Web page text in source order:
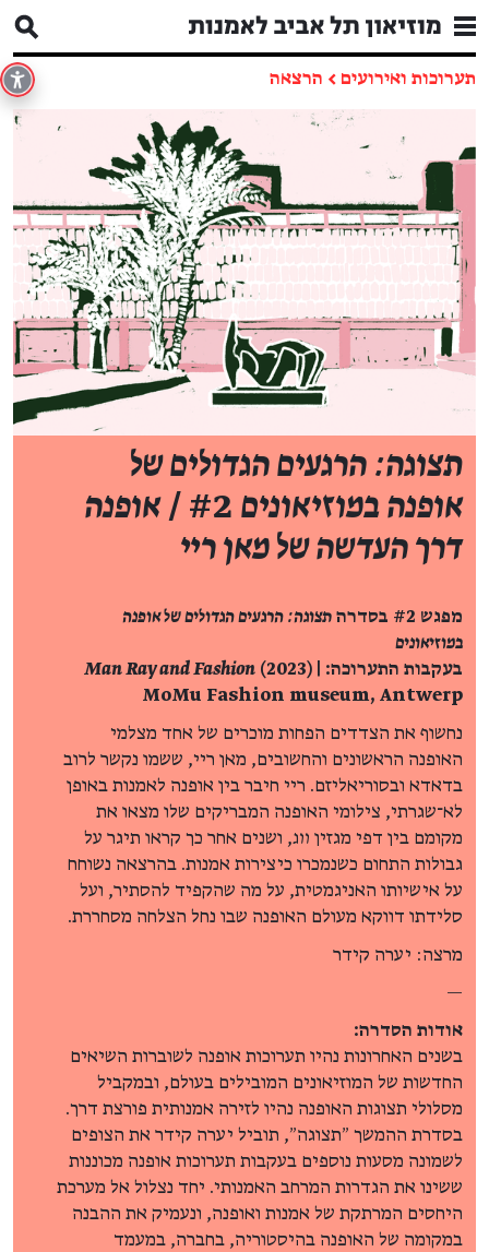
תערוכות ואירועים ← הרצאה
תצוגה: הרגעים הגדולים של
אופנה במוזיאונים
אופנה
דרך העדשה של מאן ריי
מפגש #2 בסדרה
תצוגה: הרגעים הגדולים של אופנה
במוזיאונים
בעקבות התערוכה:
Man Ray and Fashion (2023) |
MoMu Fashion museum, Antwerp
נחשוף את הצדדים הפחות מוכרים של אחד מצלמי
האופנה הראשונים והחשובים, מאן ריי, ששמו נקשר לרוב
בדאדא ובסוריאליזם. ריי חיבר בין אופנה לאמנות באופן
לא־שגרתי, צילומי האופנה המבריקים שלו מצאו את
מקומם בין דפי מגזין ווג, ושנים אחר כך קראו תיגר על
גבולות התחום כשנמכרו כיצירות אמנות. בהרצאה נשוחח
על אישיותו האניגמטית, על מה שהקפיד להסתיר, ועל
סלידתו דווקא מעולם האופנה שבו נחל הצלחה מסחררת.
מרצה: יערה קידר
—
אודות הסדרה:
בשנים האחרונות נהיו תערוכות אופנה לשוברות השיאים
החדשות של המוזיאונים המובילים בעולם, ובמקביל
מסלולי תצוגות האופנה נהיו לזירה אמנותית פורצת דרך.
בסדרת ההמשך ״תצוגה״, תוביל יערה קידר את הצופים
לשמונה מסעות נוספים בעקבות תערוכות אופנה מכוננות
ששינו את הגדרות המרחב האמנותי. יחד נצלול אל מערכת
היחסים המרתקת של אמנות ואופנה, ונעמיק את ההבנה
במקומה של האופנה בהיסטוריה, בחברה, במעמד